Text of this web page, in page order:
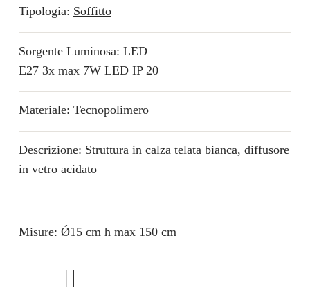
Tipologia: Soffitto
Sorgente Luminosa: LED
E27 3x max 7W LED IP 20
Materiale: Tecnopolimero
Descrizione: Struttura in calza telata bianca, diffusore
in vetro acidato
Misure: Ǿ15 cm h max 150 cm